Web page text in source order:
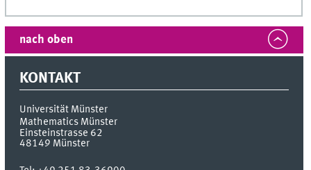
nach oben
KONTAKT
Universität Münster
Mathematics Münster
Einsteinstrasse 62
48149 Münster